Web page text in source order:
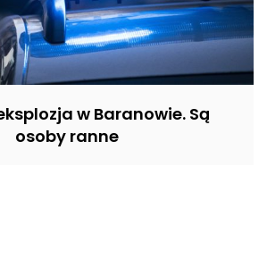
w Baranowie. Są
osoby ranne